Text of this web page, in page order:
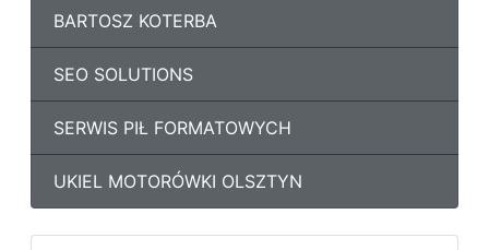
BARTOSZ KOTERBA
SEO SOLUTIONS
SERWIS PIŁ FORMATOWYCH
UKIEL MOTORÓWKI OLSZTYN